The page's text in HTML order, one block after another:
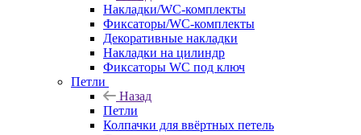
Накладки/WC-комплекты
Фиксаторы/WC-комплекты
Декоративные накладки
Накладки на цилиндр
Фиксаторы WC под ключ
Петли
Назад
Петли
Колпачки для ввёртных петель